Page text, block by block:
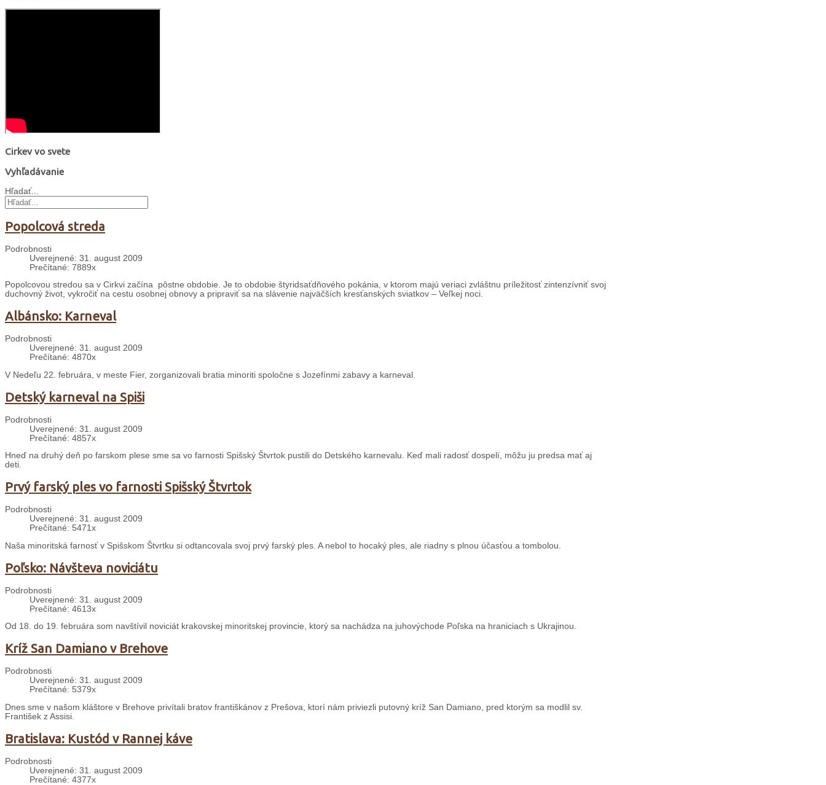
Cirkev vo svete
Vyhľadávanie
Hľadať...
Popolcová streda
Podrobnosti
Uverejnené: 31. august 2009
Prečítané: 7889x
Popolcovou stredou sa v Cirkvi začína pôstne obdobie. Je to obdobie štyridsaťdňového pokánia, v ktorom majú veriaci zvláštnu príležitosť zintenzívniť svoj
duchovný život, vykročiť na cestu osobnej obnovy a pripraviť sa na slávenie najväčších kresťanských sviatkov – Veľkej noci.
Albánsko: Karneval
Podrobnosti
Uverejnené: 31. august 2009
Prečítané: 4870x
V Nedeľu 22. februára, v meste Fier, zorganizovali bratia minoriti spoločne s Jozefínmi zabavy a karneval.
Detský karneval na Spiši
Podrobnosti
Uverejnené: 31. august 2009
Prečítané: 4857x
Hneď na druhý deň po farskom plese sme sa vo farnosti Spišský Štvrtok pustili do Detského karnevalu. Keď mali radosť dospelí, môžu ju predsa mať aj
deti.
Prvý farský ples vo farnosti Spišský Štvrtok
Podrobnosti
Uverejnené: 31. august 2009
Prečítané: 5471x
Naša minoritská farnosť v Spišskom Štvrtku si odtancovala svoj prvý farský ples. A nebol to hocaký ples, ale riadny s plnou účasťou a tombolou.
Poľsko: Návšteva noviciátu
Podrobnosti
Uverejnené: 31. august 2009
Prečítané: 4613x
Od 18. do 19. februára som navštívil noviciát krakovskej minoritskej provincie, ktorý sa nachádza na juhovýchode Poľska na hraniciach s Ukrajinou.
Kríž San Damiano v Brehove
Podrobnosti
Uverejnené: 31. august 2009
Prečítané: 5379x
Dnes sme v našom kláštore v Brehove privítali bratov františkánov z Prešova, ktorí nám priviezli putovný kríž San Damiano, pred ktorým sa modlil sv.
František z Assisi.
Bratislava: Kustód v Rannej káve
Podrobnosti
Uverejnené: 31. august 2009
Prečítané: 4377x